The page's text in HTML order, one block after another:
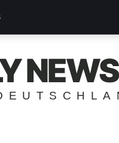
NEWS